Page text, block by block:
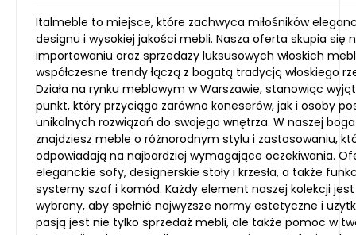
Italmeble to miejsce, które zachwyca miłośników
designu i wysokiej jakości mebli. Nasza oferta skupia się
importowaniu oraz sprzedaży luksusowych włoskich
współczesne trendy łączą z bogatą tradycją włoskiego
Działa na rynku meblowym w Warszawie, stanowiąc
punkt, który przyciąga zarówno koneserów, jak i osoby
unikalnych rozwiązań do swojego wnętrza. W naszej
znajdziesz meble o różnorodnym stylu i zastosowaniu,
odpowiadają na najbardziej wymagające oczekiwania.
eleganckie sofy, designerskie stoły i krzesła, a także
systemy szaf i komód. Każdy element naszej kolekcji
wybrany, aby spełnić najwyższe normy estetyczne i
pasją jest nie tylko sprzedaż mebli, ale także pomoc w